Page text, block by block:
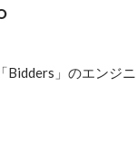
」のエンジ